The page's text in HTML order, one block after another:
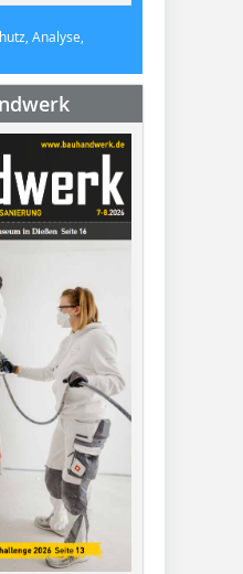
Analyse,